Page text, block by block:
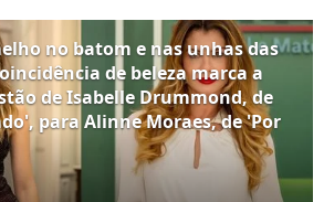
no batom e nas unhas das
de beleza marca a
de Isabelle Drummond, de
para Alinne Moraes, de 'Por